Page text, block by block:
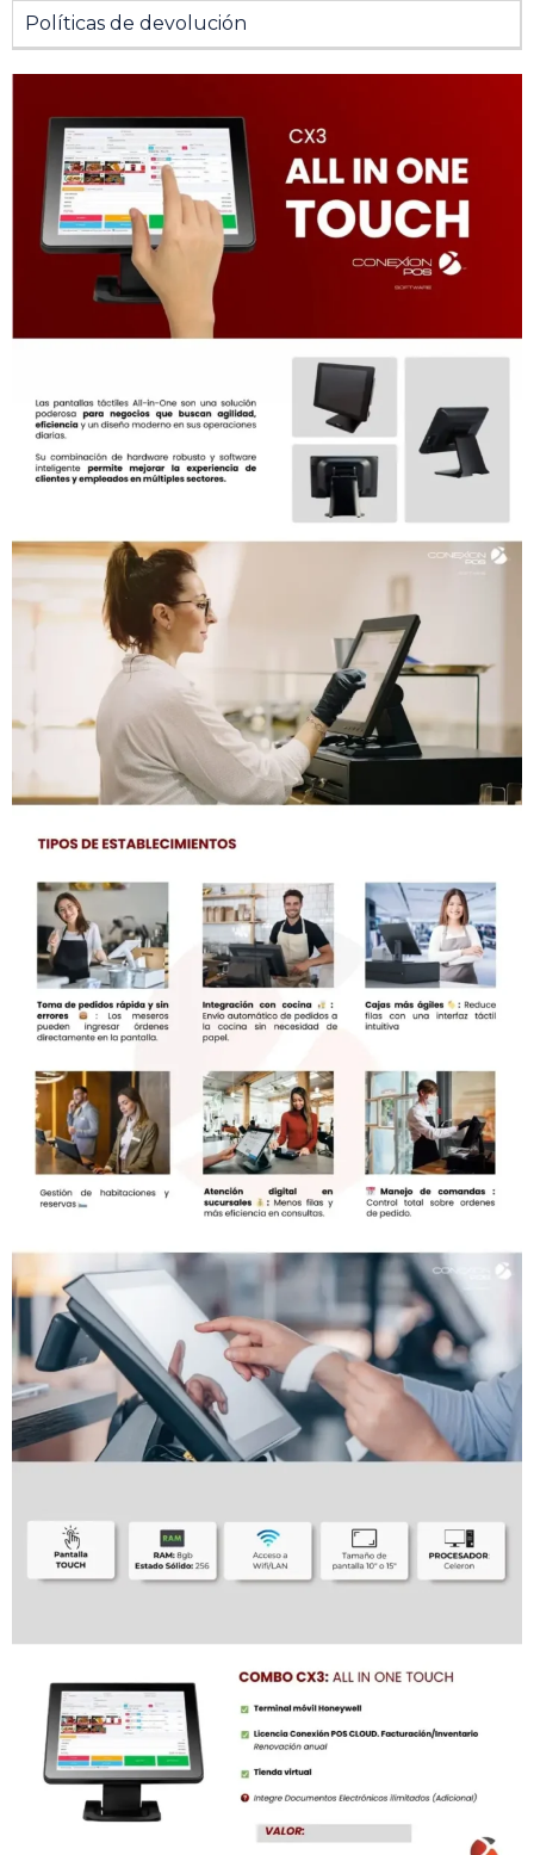
Políticas de devolución